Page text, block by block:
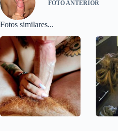
FOTO ANTERIOR
Fotos similares...